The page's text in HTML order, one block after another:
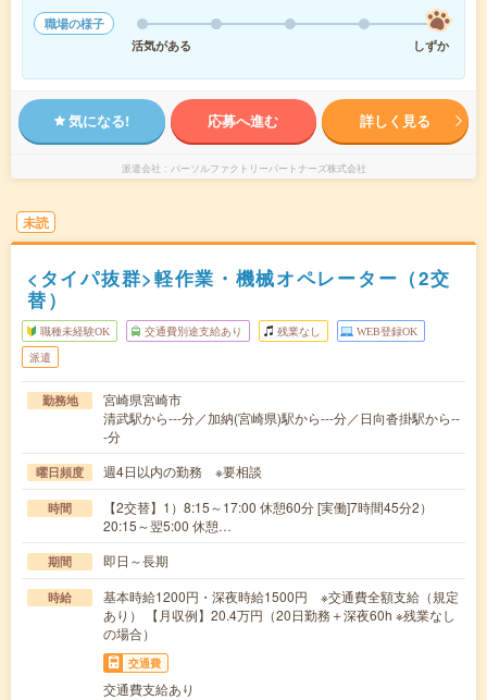
職場の様子
活気がある
しずか
気になる! 応募へ進む 詳しく見る
派遣会社 パーソルファクトリーパートナーズ株式会社
未読
<タイパ抜群>軽作業・機械オペレーター（2交
替）
職種未経験OK 交通費別途支給あり 残業なし WEB登録OK
派遣
勤務地
宮崎県宮崎市
清武駅から---分／加納(宮崎県)駅から---分／日向沓掛駅から--
-分
曜日頻度 週4日以内の勤務 ※要相談
時間
【2交替】1）8:15～17:00 休憩60分 [実働]7時間45分2）
20:15～翌5:00 休憩…
期間 即日～長期
時給
基本時給1200円・深夜時給1500円 ※交通費全額支給（規定
あり） 【月収例】20.4万円（20日勤務＋深夜60h ※残業なし
の場合）
交通費
交通費支給あり